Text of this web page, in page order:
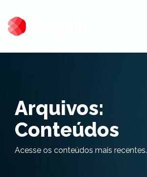
Arquivos:
Conteúdos
Acesse os conteúdos mais recentes.